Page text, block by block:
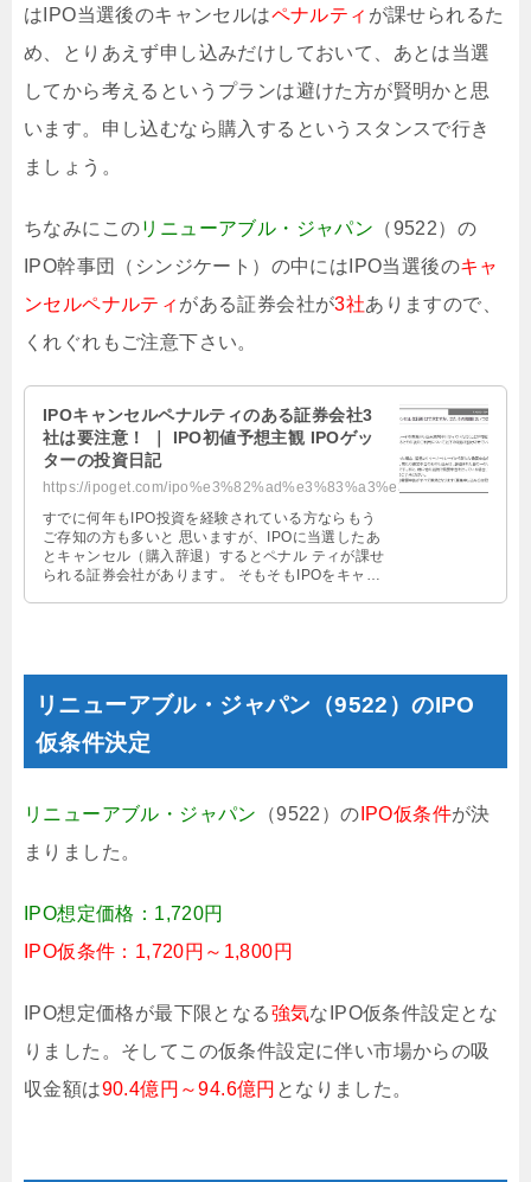
はIPO当選後のキャンセルはペナルティ が課せられるた
め、とりあえず申し込みだけしておいて、あとは当選
してから考えるというプランは避けた方が賢明かと思
います。申し込むなら購入するというスタンスで行き
ましょう。
ちなみにこのリニューアブル・ジャパン （9522）の
IPO幹事団（シンジケート）の中にはIPO当選後のキャ
ンセルペナルティ がある証券会社が3社ありますので、
くれぐれもご注意下さい。
IPOキャンセルペナルティのある証券会社3
社は要注意！ ｜ IPO初値予想主観 IPOゲッ
ターの投資日記
https://ipoget.com/ipo%e3%82%ad%e3%83%a3%e3%83%b3%e3%82%bb%e3%83%ab%e3%83%9a%...
すでに何年もIPO投資を経験されている方ならもう
ご存知の方も多いと 思いますが、IPOに当選したあ
とキャンセル（購入辞退）するとペナル ティが課せ
られる証券会社があります。 そもそもIPOをキャン
リニューアブル・ジャパン（9522）のIPO
仮条件決定
リニューアブル・ジャパン （9522）の IPO仮条件が決
まりました。
IPO想定価格：1,720円
IPO仮条件：1,720円～1,800円
IPO想定価格が最下限となる強気なIPO仮条件設定とな
りました。そしてこの仮条件設定に伴い市場からの吸
収金額は90.4億円～94.6億円 となりました。